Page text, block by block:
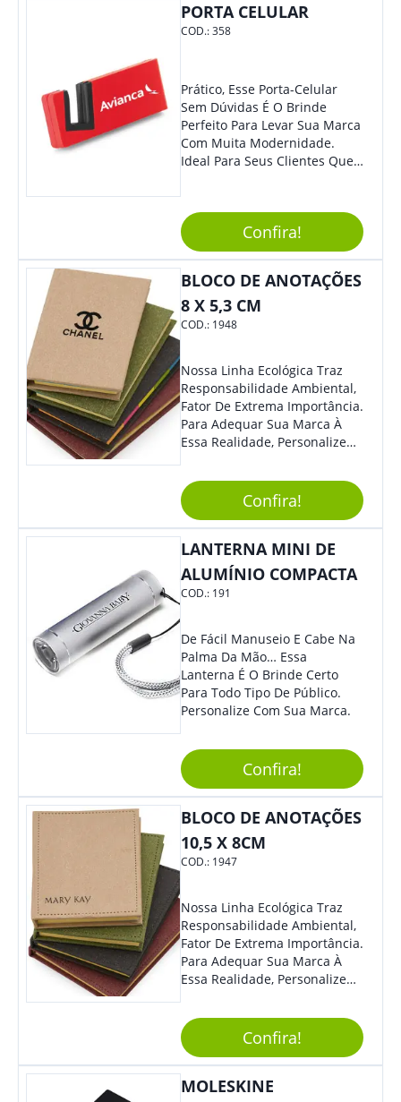
PORTA CELULAR
COD.:358
Prático, Esse Porta-Celular
Sem Dúvidas É O Brinde
Perfeito Para Levar Sua Marca
Com Muita Modernidade.
Ideal Para Seus Clientes Que
Sua Empresa Terá O Grande
Destaque Merecido.
Confira!
BLOCO DE ANOTAÇÕES
8 X 5,3 CM
COD.: 1948
Nossa Linha Ecológica Traz
Responsabilidade Ambiental,
Fator De Extrema Importância.
Para Adequar Sua Marca À
Essa Realidade, Personalize
Anotações Com Post-It E
Caneta. Elaborado A Partir De
Material Reciclado, O Brinde
Também É Prático, Tornando-
Se Assim Excelente Para Uso
Cotidiano. Perfeito, Não É?!
Confira!
LANTERNA MINI DE
ALUMÍNIO COMPACTA
COD.: 191
De Fácil Manuseio E Cabe Na
Palma Da Mão… Essa
Lanterna É O Brinde Certo
Para Todo Tipo De Público.
Personalize Com Sua Marca.
Confira!
BLOCO DE ANOTAÇÕES
10,5 X 8CM
COD.: 1947
Nossa Linha Ecológica Traz
Responsabilidade Ambiental,
Fator De Extrema Importância.
Para Adequar Sua Marca À
Essa Realidade, Personalize
Anotações Com Post-It E
Caneta. Elaborado A Partir De
Material Reciclado, O Brinde
Também É Prático, Tornando-
Se Assim Excelente Para Uso
Confira!
MOLESKINE